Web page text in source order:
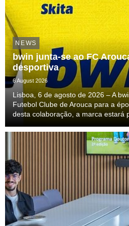
NEWS
bwin junta-se ao FC
desportiva
6 August 2026
Lisboa, 6 de agosto de 2026 – A
Futebol Clube de Arouca para a
desta colaboração, a marca estará
profissional, acompanhando o